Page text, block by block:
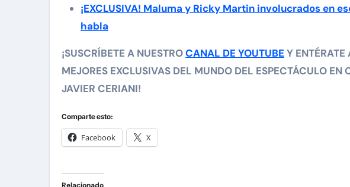
¡EXCLUSIVA! Maluma y Ricky Martin involucrados en
habla
¡SUSCRÍBETE A NUESTROCANAL DE YOUTUBE Y ENTÉRATE
MEJORES EXCLUSIVAS DEL MUNDO DEL ESPECTÁCULO EN
JAVIER CERIANI!
Comparte esto:
Facebook X
Relacionado